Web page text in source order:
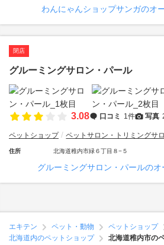
わんにゃんショップサンガのオ
閉店
グルーミングサロン・パール
3.08 口コミ 1件 写真
ペットショップ ペットサロン・トリミングサ
住所 北海道稚内市緑６丁目８−５
グルーミングサロン・パールのオ
エキテン ペット・動物
ペットショップ
北海道内のペットショップ
北海道稚内市の